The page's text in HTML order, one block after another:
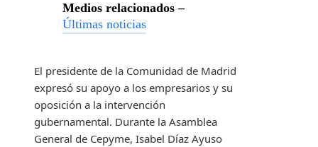
Medios relacionados –
Últimas noticias
El presidente de la Comunidad de Madrid
expresó su apoyo a los empresarios y su
oposición a la intervención
gubernamental. Durante la Asamblea
General de Cepyme, Isabel Díaz Ayuso